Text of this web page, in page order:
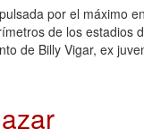
por el máximo
de los estadios
de Billy Vigar, ex